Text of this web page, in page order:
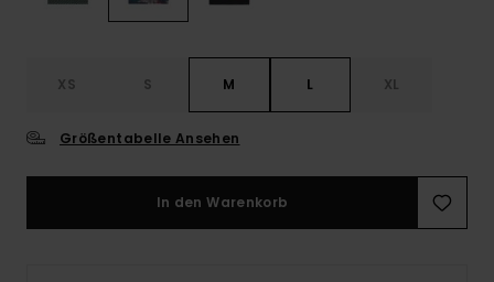
XS S M L XL
Größentabelle Ansehen
In den Warenkorb